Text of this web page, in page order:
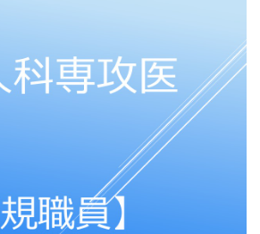
類は、合否に関わらず返却できませんの